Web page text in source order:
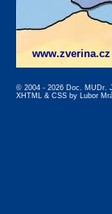
www.zverina.cz
© 2004 - 2026 Doc. MUDr.
XHTML & CSS by Lubor